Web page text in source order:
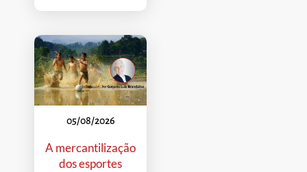
05/08/2026
A mercantilização
dos esportes